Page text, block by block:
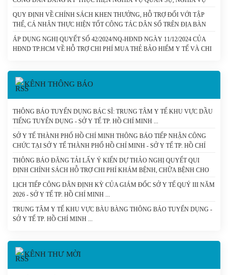
THAM GIA CÔNG AN NHÂN DÂN - SỞ Y TẾ TP. HỒ CHÍ MINH
QUY ĐỊNH VỀ CHÍNH SÁCH KHEN THƯỞNG, HỖ TRỢ ĐỐI VỚI TẬP
THỂ, CÁ NHÂN THỰC HIỆN TỐT CÔNG TÁC DÂN SỐ TRÊN ĐỊA BÀN
THÀNH PHỐ HỒ CHÍ MINH. - SỞ Y TẾ TP. HỒ CHÍ MINH
ÁP DỤNG NGHỊ QUYẾT SỐ 42/2024/NQ-HĐND NGÀY 11/12/2024 CỦA
HĐND TP.HCM VỀ HỖ TRỢ CHI PHÍ MUA THẺ BẢO HIỂM Y TẾ VÀ CHI
CHÍ MINH
KÊNH THÔNG BÁO
THÔNG BÁO TUYỂN DỤNG BÁC SĨ: TRUNG TÂM Y TẾ KHU VỰC DẦU
TIẾNG TUYỂN DỤNG - SỞ Y TẾ TP. HỒ CHÍ MINH
SỞ Y TẾ THÀNH PHỐ HỒ CHÍ MINH THÔNG BÁO TIẾP NHẬN CÔNG
CHỨC TẠI SỞ Y TẾ THÀNH PHỐ HỒ CHÍ MINH - SỞ Y TẾ TP. HỒ CHÍ
MINH
THÔNG BÁO ĐĂNG TẢI LẤY Ý KIẾN DỰ THẢO NGHỊ QUYẾT QUI
ĐỊNH CHÍNH SÁCH HỖ TRỢ CHI PHÍ KHÁM BỆNH, CHỮA BỆNH CHO
NGƯỜI BỆNH CHẠY THẬN NHÂN TẠO VÀ DỰ THẢO NGHỊ QUYẾT
CỦA HỘI ĐỒNG NHÂN DÂN THÀNH PHỐ QUY ĐỊNH MỨC HỖ TRỢ
ĐÓNG BẢO HIỂM Y TẾ CHO NGƯỜI CAO TUỔI, HỌC SINH TRÊN ĐỊA
BÀN THÀNH PHỐ HỒ CHÍ MINH. - SỞ Y TẾ TP. HỒ CHÍ MINH
LỊCH TIẾP CÔNG DÂN ĐỊNH KỲ CỦA GIÁM ĐỐC SỞ Y TẾ QUÝ III NĂM
2026 - SỞ Y TẾ TP. HỒ CHÍ MINH
TRUNG TÂM Y TẾ KHU VỰC BÀU BÀNG THÔNG BÁO TUYỂN DỤNG -
SỞ Y TẾ TP. HỒ CHÍ MINH
KÊNH THƯ MỜI